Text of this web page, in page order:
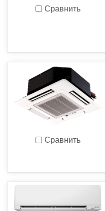
Сравнить
Сравнить